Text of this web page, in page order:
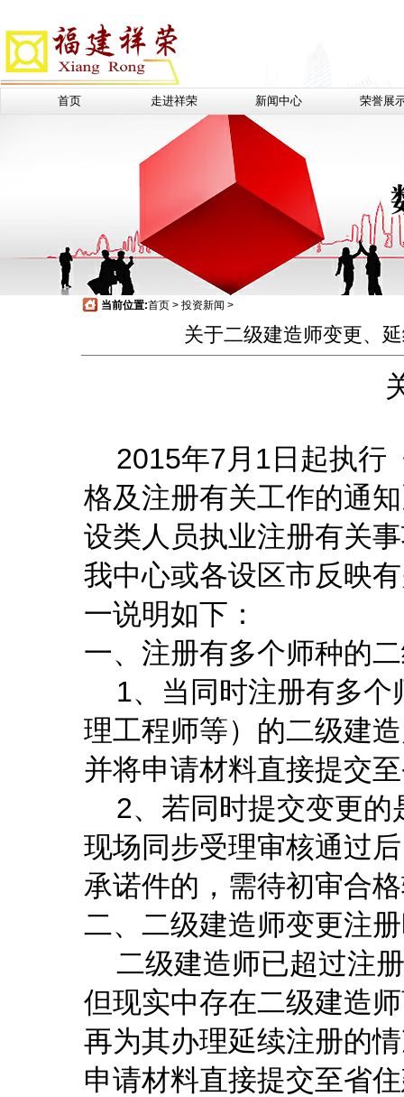
首页 走进祥荣 新闻中心 荣誉展
当前位置:首页> 投资新闻 >
关于二级建造师变更、
2015年7月1日起执行
格及注册有关工作的通
设类人员执业注册有关
我中心或各设区市反映
一说明如下：
一、注册有多个师种的
1、当同时注册有多个
理工程师等）的二级建
并将申请材料直接提交
2、若同时提交变更的
现场同步受理审核通过
承诺件的，需待初审合
二、二级建造师变更注
二级建造师已超过注
但现实中存在二级建造
再为其办理延续注册的
申请材料直接提交至省